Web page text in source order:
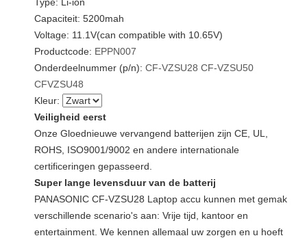
Capaciteit: 5200mah
Voltage: 11.1V(can compatible with 10.65V)
Productcode: EPPN007
Onderdeelnummer (p/n): CF-VZSU28 CF-VZSU50
CFVZSU48
Kleur:
Veiligheid eerst
Onze Gloednieuwe vervangend batterijen zijn CE, UL,
ROHS, ISO9001/9002 en andere internationale
certificeringen gepasseerd.
Super lange levensduur van de batterij
PANASONIC CF-VZSU28 Laptop accu kunnen met gemak
verschillende scenario's aan: Vrije tijd, kantoor en
entertainment. We kennen allemaal uw zorgen en u hoeft